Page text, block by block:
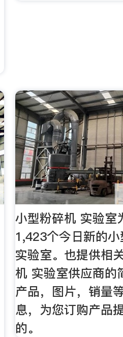
小型粉碎机 实验室
1,423个今日新的
实验室。也提供相
机 实验室供应商的
产品，图片，销量
息，为您订购产品
的。